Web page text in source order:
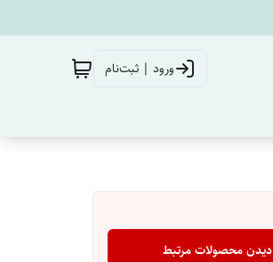
ورود | ثبت‌نام
دیدن محصولات مرتبط